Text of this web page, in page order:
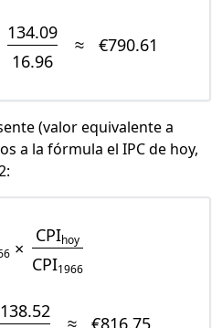
134.09
16.96
≈ €790.61
(valor equivalente a
a la fórmula el IPC de hoy,
×
CPIhoy
CPI1966
138.52
≈ €816.75